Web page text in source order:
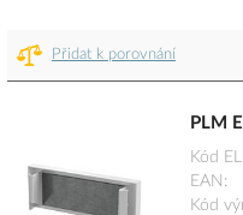
Přidat k porovnání
PLM
Kód
EAN
Kód